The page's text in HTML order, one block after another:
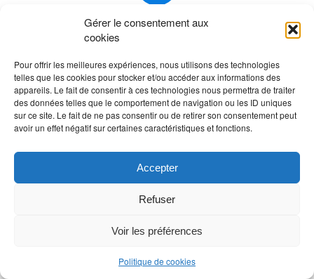
Gérer le consentement aux
cookies
Pour offrir les meilleures expériences, nous utilisons des technologies
telles que les cookies pour stocker et/ou accéder aux informations des
appareils. Le fait de consentir à ces technologies nous permettra de traiter
des données telles que le comportement de navigation ou les ID uniques
sur ce site. Le fait de ne pas consentir ou de retirer son consentement peut
avoir un effet négatif sur certaines caractéristiques et fonctions.
Accepter
Refuser
Voir les préférences
Politique de cookies
Laisser un commentaire
Rejoindre la discussion?
N’hésitez pas à contribuer !
Vous devezvous connecterpour publier un
commentaire.